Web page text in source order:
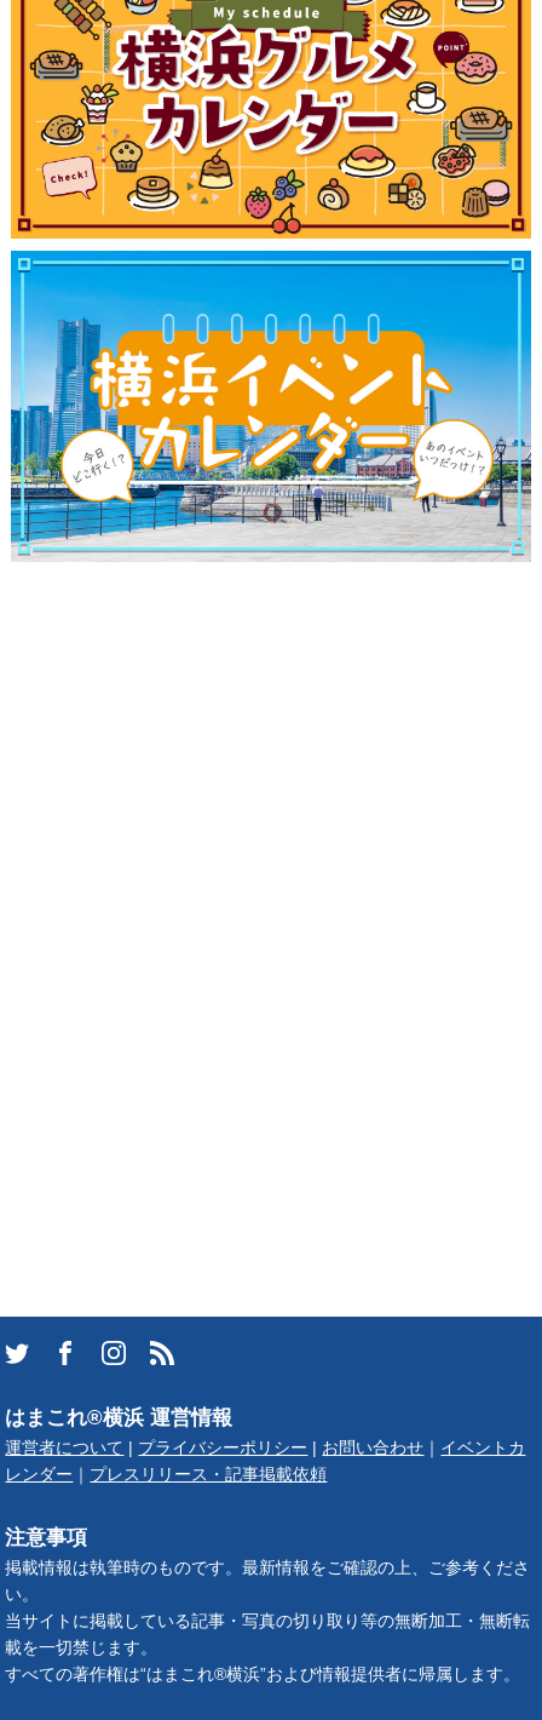
サイトについて
はまこれ®横浜 運営情報
運営者について プライバシーポリシー お問い合わせ
イベントカ
レンダー
プレスリリース・記事掲載依頼
注意事項
掲載情報は執筆時のものです。最新情報をご確認の上、ご参考くださ
い。
当サイトに掲載している記事・写真の切り取り等の無断加工・無断転
載を一切禁じます。
すべての著作権は“はまこれ®横浜”および情報提供者に帰属します。